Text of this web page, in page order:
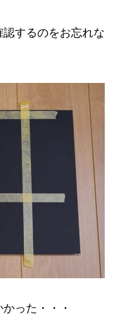
するのをお忘れな
った・・・